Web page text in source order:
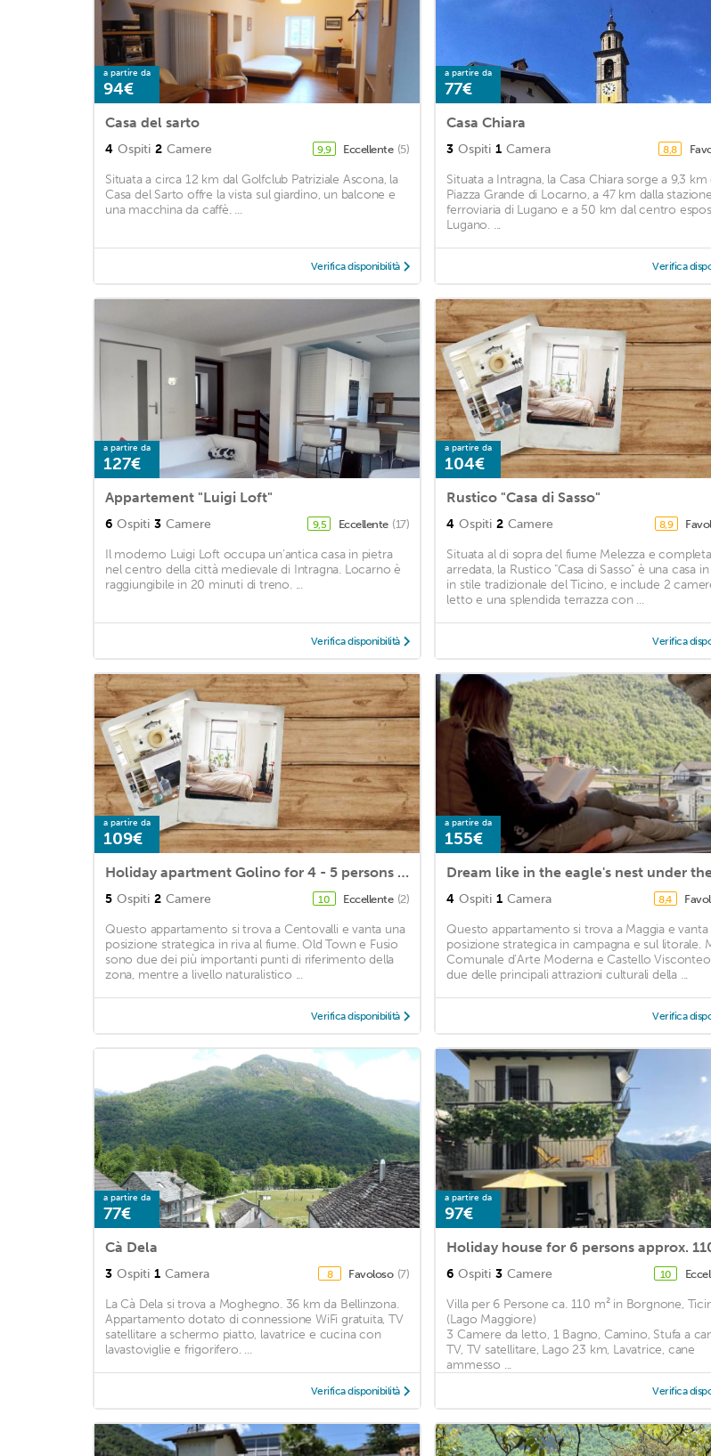
a partire da
94€
Casa del sarto
4 Ospiti 2 Camere 9,9 Eccellente (5)
Situata a circa 12 km dal Golfclub Patriziale Ascona, la
Casa del Sarto offre la vista sul giardino, un balcone e
una macchina da caffè. ...
Verifica disponibilità
a partire da
77€
Casa Chiara
3 Ospiti 1 Camera 8,8
Situata a Intragna, la Casa Chiara sorge a 9,3 km
Piazza Grande di Locarno, a 47 km dalla stazione
ferroviaria di Lugano e a 50 km dal centro
Lugano. ...
Verifica
a partire da
127€
Appartement "Luigi Loft"
6 Ospiti 3 Camere 9,5 Eccellente (17)
Il moderno Luigi Loft occupa un'antica casa in pietra
nel centro della città medievale di Intragna. Locarno è
raggiungibile in 20 minuti di treno. ...
Verifica disponibilità
a partire da
104€
Rustico "Casa di Sasso"
4 Ospiti 2 Camere 8,9
Situata al di sopra del fiume Melezza e
arredata, la Rustico "Casa di Sasso" è una casa
in stile tradizionale del Ticino, e include 2
letto e una splendida terrazza con ...
Verifica
a partire da
109€
Holiday apartment Golino for 4 - 5 persons with 2 bedrooms - Holiday apartment
5 Ospiti 2 Camere 10 Eccellente (2)
Questo appartamento si trova a Centovalli e vanta una
posizione strategica in riva al fiume. Old Town e Fusio
sono due dei più importanti punti di riferimento della
zona, mentre a livello naturalistico ...
Verifica disponibilità
a partire da
155€
4 Ospiti 1 Camera 8,4
Questo appartamento si trova a Maggia e vanta
posizione strategica in campagna e sul litorale.
Comunale d’Arte Moderna e Castello
due delle principali attrazioni culturali della ...
Verifica
a partire da
77€
Cà Dela
3 Ospiti 1 Camera 8 Favoloso (7)
La Cà Dela si trova a Moghegno. 36 km da Bellinzona.
Appartamento dotato di connessione WiFi gratuita, TV
satellitare a schermo piatto, lavatrice e cucina con
lavastoviglie e frigorifero. ...
Verifica disponibilità
a partire da
97€
Holiday house for 6 persons approx.
6 Ospiti 3 Camere 10
Villa per 6 Persone ca. 110 m² in Borgnone,
(Lago Maggiore)
3 Camere da letto, 1 Bagno, Camino, Stufa a
TV, TV satellitare, Lago 23 km, Lavatrice, cane
ammesso ...
Verifica